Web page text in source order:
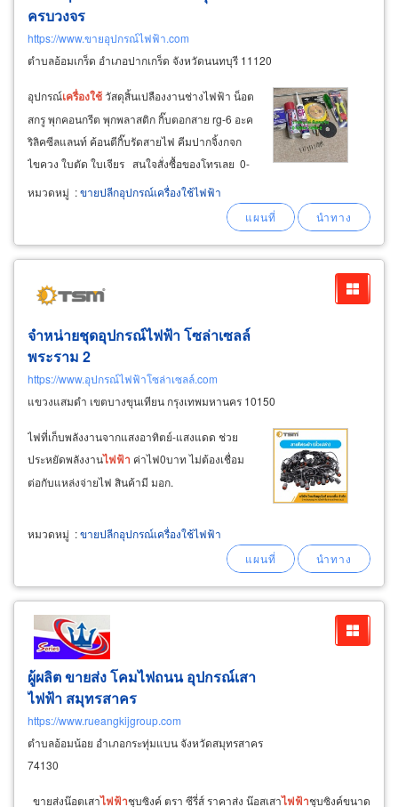
ครบวงจร
https://www.ขายอุปกรณ์ไฟฟ้า.com
ตำบลอ้อมเกร็ด อำเภอปากเกร็ด จังหวัดนนทบุรี 11120
อุปกรณ์เครื่องใช้วัสดุสิ้นเปลืองงานช่างไฟฟ้า น็อต
สกรู พุกคอนกรีต พุกพลาสติก กิ๊บตอกสาย rg-6 อะค
ริลิคซีลแลนท์ ค้อนตีกิ๊บรัดสายไฟ คีมปากจิ้งกจก
ไขควง ใบตัด ใบเจียร สนใจสั่งซื้อของโทรเลย 0-
2964-7496, 0-2964-7497, 0-2964-7498
หมวดหมู่ :ขายปลีกอุปกรณ์เครื่องใช้ไฟฟ้า
จำหน่ายชุดอุปกรณ์ไฟฟ้า โซล่าเซลล์
พระราม 2
https://www.อุปกรณ์ไฟฟ้าโซล่าเซลล์.com
แขวงแสมดำ เขตบางขุนเทียน กรุงเทพมหานคร 10150
ไฟที่เก็บพลังงานจากแสงอาทิตย์-แสงแดด ช่วย
ประหยัดพลังงานไฟฟ้า ค่าไฟ0บาท ไม่ต้องเชื่อม
ต่อกับแหล่งจ่ายไฟ สินค้ามี มอก.
หมวดหมู่ :ขายปลีกอุปกรณ์เครื่องใช้ไฟฟ้า
ผู้ผลิต ขายส่ง โคมไฟถนน อุปกรณ์เสา
ไฟฟ้า สมุทรสาคร
https://www.rueangkijgroup.com
ตำบลอ้อมน้อย อำเภอกระทุ่มแบน จังหวัดสมุทรสาคร
74130
ขายส่งน๊อตเสาไฟฟ้าชุบซิงค์ ตรา ซีรี่ส์ ราคาส่ง น๊อสเสาไฟฟ้าชุบซิงค์ขนาด